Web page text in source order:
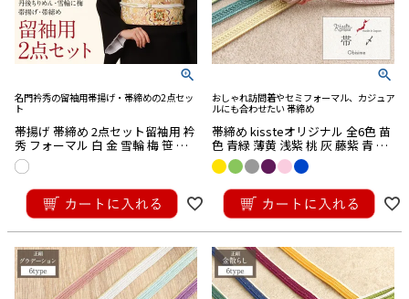
名門衿秀の留袖用帯揚げ・帯締めの2点セッ
ト
帯揚げ 帯締め 2点セット留袖用 衿
秀 フォーマル 白 金 雪輪 梅 笹 刺
繍 正絹 唐織 ネオクラッセ加工シ
ルク 箱入り 丹後ちりめん
36,300税込
おしゃれ訪問着やセミフォーマル、カジュア
ルにも合わせたい 帯締め
帯締め kissteオリジナル 全6色 苗
色 青緑 薄黄 浅紫 桃 灰 藤紫 青 ピ
ンク 黄緑 グレー 正絹 日本製 リバ
ーシブル 金散らし メール便対応
9,460税込